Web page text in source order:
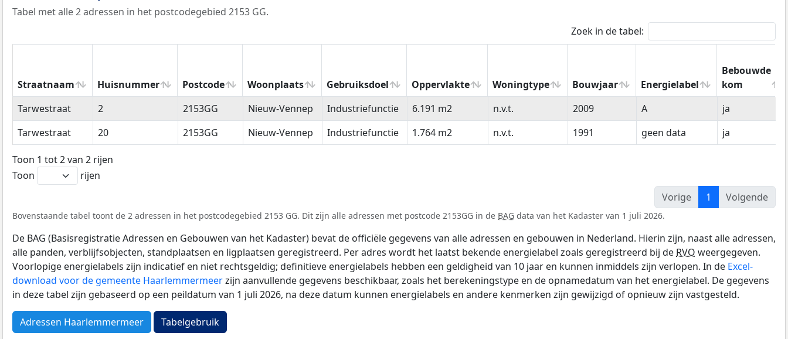
Tabel met alle 2 adressen in het postcodegebied 2153 GG.
Zoek in de tabel:
Straatnaam Huisnummer Postcode Woonplaats Gebruiksdoel Oppervlakte Woningtype Bouwjaar Energielabel
Bebouwde
kom
Straatnaam
Huisnummer Postcode Woonplaats Gebruiksdoel Oppervlakte Woningtype Bouwjaar Energielabel
Bebouwde
kom
Tarwestraat 2 2153GG Nieuw-Vennep Industriefunctie 6.191 m2 n.v.t. 2009 A
ja
Tarwestraat
20 2153GG Nieuw-Vennep Industriefunctie 1.764 m2 n.v.t. 1991 geen data ja
Toon 1 tot 2 van 2 rijen
Toon
rijen
Vorige
1 Volgende
Bovenstaande tabel toont de 2 adressen in het postcodegebied 2153 GG. Dit zijn alle adressen met postcode 2153GG in de BAG data van het Kadaster van 1 juli 2026.
De BAG (Basisregistratie Adressen en Gebouwen van het Kadaster) bevat de officiële gegevens van alle adressen en gebouwen in Nederland. Hierin zijn, naast alle adressen,
alle panden, verblijfsobjecten, standplaatsen en ligplaatsen geregistreerd. Per adres wordt het laatst bekende energielabel zoals geregistreerd bij de RVO weergegeven.
Voorlopige energielabels zijn indicatief en niet rechtsgeldig; definitieve energielabels hebben een geldigheid van 10 jaar en kunnen inmiddels zijn verlopen. In de Excel-
download voor de gemeente Haarlemmermeerzijn aanvullende gegevens beschikbaar, zoals het berekeningstype en de opnamedatum van het energielabel. De gegevens
in deze tabel zijn gebaseerd op een peildatum van 1 juli 2026, na deze datum kunnen energielabels en andere kenmerken zijn gewijzigd of opnieuw zijn vastgesteld.
Adressen Haarlemmermeer Tabelgebruik